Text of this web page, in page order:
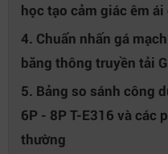
học tạo cảm giác êm
4. Chuẩn nhấn gá
băng thông truyền tải
5. Bảng so sánh công
6P - 8P T-E316 và các
thường